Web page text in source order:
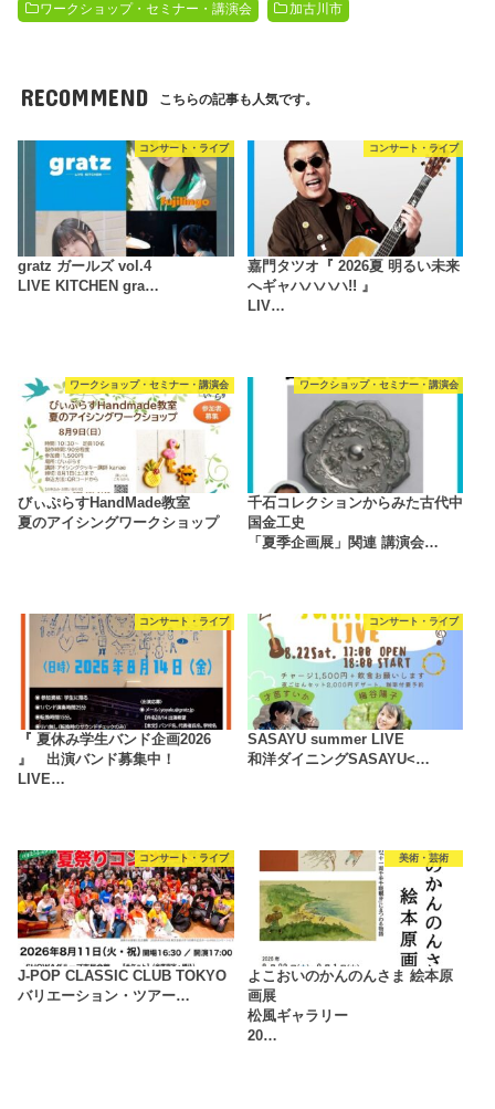
ワークショップ・セミナー・講演会 加古川市
RECOMMEND こちらの記事も人気です。
コンサート・ライブ
gratz ガールズ vol.4
LIVE KITCHEN gra…
コンサート・ライブ
嘉門タツオ『 2026夏 明るい未来
へギャハハハハ!! 』
LIV…
ワークショップ・セミナー・講演会
びぃぷらすHandMade教室
夏のアイシングワークショップ
ワークショップ・セミナー・講演会
千石コレクションからみた古代中
国金工史
「夏季企画展」関連 講演会…
コンサート・ライブ
『 夏休み学生バンド企画2026
』 出演バンド募集中！
LIVE…
コンサート・ライブ
SASAYU summer LIVE
和洋ダイニングSASAYU<…
コンサート・ライブ
J-POP CLASSIC CLUB TOKYO
バリエーション・ツアー…
美術・芸術
よこおいのかんのんさま 絵本原
画展
松風ギャラリー
20…